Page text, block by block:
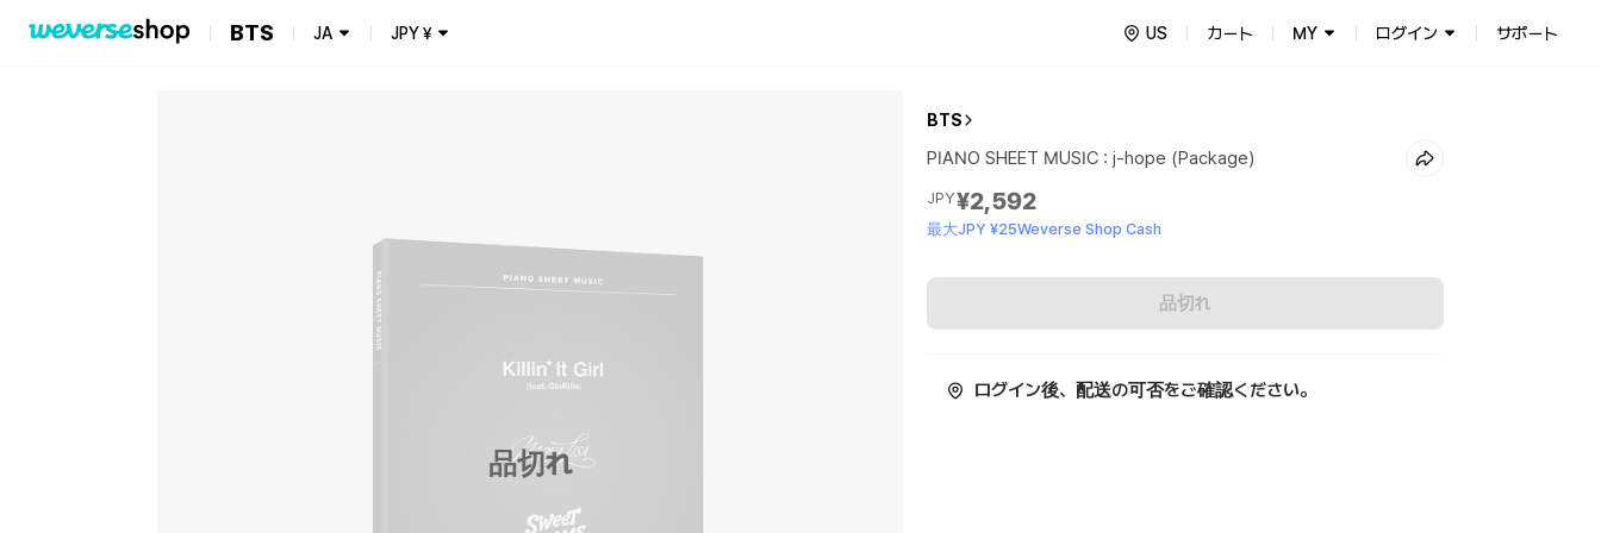
BTS JA JPY¥ US カート MY ログイン サポート
品切れ
BTS
PIANO SHEET MUSIC : j-hope (Package)
JPY¥2,592
最大JPY ¥25Weverse Shop Cash
品切れ
ログイン後、配送の可否をご確認ください。